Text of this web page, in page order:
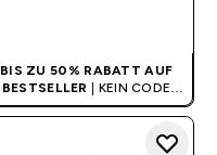
BIS ZU 50% RABATT AUF
BESTSELLER | KEIN CODE
BENÖTIGT